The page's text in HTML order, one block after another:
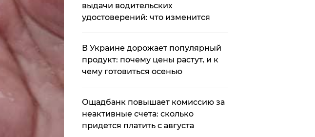
выдачи водительских
удостоверений: что изменится
В Украине дорожает популярный
продукт: почему цены растут, и к
чему готовиться осенью
​Ощадбанк повышает комиссию за
неактивные счета: сколько
придется платить с августа